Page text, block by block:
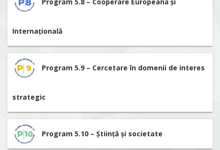
Internațională
Program 5.9 – Cercetare în domenii de interes
strategic
Program 5.10 – Știință și societate